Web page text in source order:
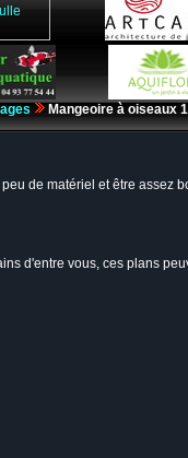
Mangeoire à oiseaux 1
de matériel et être assez
d'entre vous, ces plans